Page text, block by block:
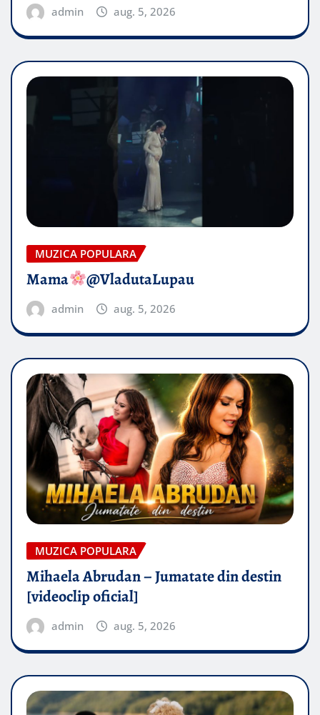
admin aug. 5, 2026
MUZICA POPULARA
Mama @VladutaLupau
admin aug. 5, 2026
MUZICA POPULARA
Mihaela Abrudan – Jumatate din destin
[videoclip oficial]
admin aug. 5, 2026